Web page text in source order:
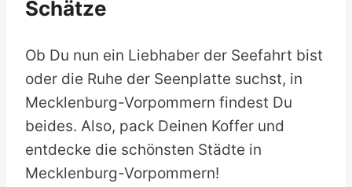
Schätze
Ob Du nun ein Liebhaber der Seefahrt bist
oder die Ruhe der Seenplatte suchst, in
Mecklenburg-Vorpommern findest Du
beides. Also, pack Deinen Koffer und
entdecke die schönsten Städte in
Mecklenburg-Vorpommern!